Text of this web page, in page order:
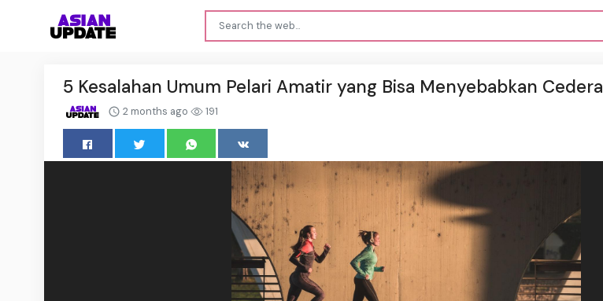
5 Kesalahan Umum Pelari Amatir yang Bisa Menyebabkan Cedera
2 months ago 191